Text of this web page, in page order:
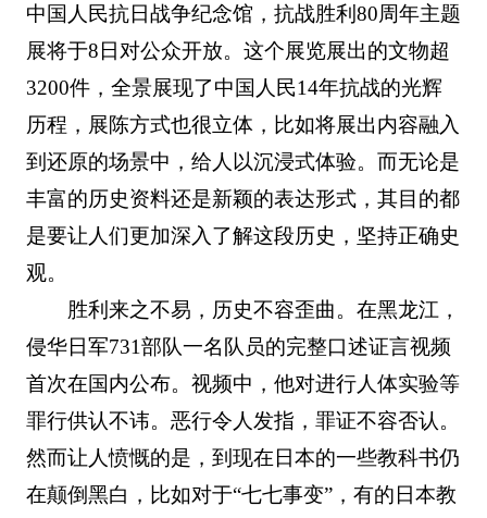
中国人民抗日战争纪念馆，抗战胜利80周年主题
展将于8日对公众开放。这个展览展出的文物超
3200件，全景展现了中国人民14年抗战的光辉
历程，展陈方式也很立体，比如将展出内容融入
到还原的场景中，给人以沉浸式体验。而无论是
丰富的历史资料还是新颖的表达形式，其目的都
是要让人们更加深入了解这段历史，坚持正确史
观。
胜利来之不易，历史不容歪曲。在黑龙江，
侵华日军731部队一名队员的完整口述证言视频
首次在国内公布。视频中，他对进行人体实验等
罪行供认不讳。恶行令人发指，罪证不容否认。
然而让人愤慨的是，到现在日本的一些教科书仍
在颠倒黑白，比如对于“七七事变”，有的日本教